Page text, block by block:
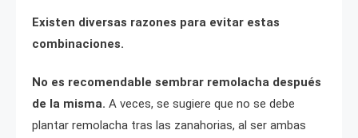
Existen diversas razones para evitar estas
combinaciones.
No es recomendable sembrar remolacha después
de la misma. A veces, se sugiere que no se debe
plantar remolacha tras las zanahorias, al ser ambas